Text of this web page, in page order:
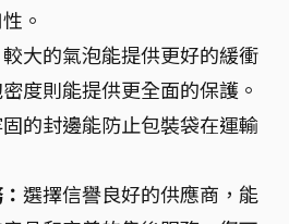
。
較大的氣泡能提供更好的緩衝
度則能提供更全面的保護。
的封邊能防止包裝袋在運輸
選擇信譽良好的供應商，能